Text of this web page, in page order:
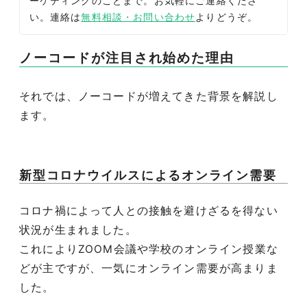
い。連絡は無料相談・お問い合わせよりどうぞ。
ノーコードが注目され始めた理由
それでは、ノーコードが増えてきた背景を解説し
ます。
新型コロナウイルスによるオンライン需要
コロナ禍によって人との接触を避けざるを得ない
状況が生まれました。
これによりZOOM会議や学校のオンライン授業な
どが主ですが、一気にオンライン需要が高まりま
した。